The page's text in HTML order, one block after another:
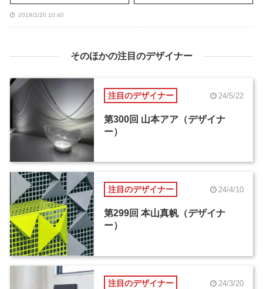
2019/2/20 10:40
そのほかの注目のデザイナー
注目のデザイナー 24/5/22
第300回 山本アア（デザイナ
ー）
注目のデザイナー 24/4/10
第299回 本山真帆（デザイナ
ー）
注目のデザイナー 24/3/20